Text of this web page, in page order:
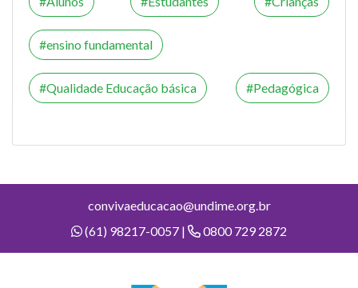
ensino fundamental
Qualidade Educação básica Pedagógica
convivaeducacao@undime.org.br
(61) 98217-0057 |
0800 729 2872